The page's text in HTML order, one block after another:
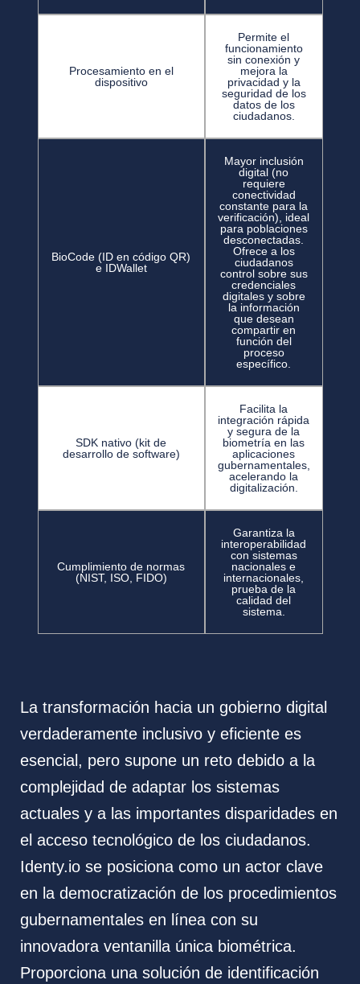
Procesamiento en el
dispositivo
Permite el
funcionamiento
sin conexión y
mejora la
privacidad y la
seguridad de los
datos de los
ciudadanos.
BioCode (ID en código QR)
e IDWallet
Mayor inclusión
digital (no
requiere
conectividad
constante para la
verificación), ideal
para poblaciones
desconectadas.
Ofrece a los
ciudadanos
control sobre sus
credenciales
digitales y sobre
la información
que desean
compartir en
función del
proceso
específico.
SDK nativo (kit de
desarrollo de software)
Facilita la
integración rápida
y segura de la
biometría en las
aplicaciones
gubernamentales,
acelerando la
digitalización.
Cumplimiento de normas
(NIST, ISO, FIDO)
Garantiza la
interoperabilidad
con sistemas
nacionales e
internacionales,
prueba de la
calidad del
sistema.
La transformación hacia un gobierno digital
verdaderamente inclusivo y eficiente es
esencial, pero supone un reto debido a la
complejidad de adaptar los sistemas
actuales y a las importantes disparidades en
el acceso tecnológico de los ciudadanos.
Identy.io se posiciona como un actor clave
en la democratización de los procedimientos
gubernamentales en línea con su
innovadora ventanilla única biométrica.
Proporciona una solución de identificación